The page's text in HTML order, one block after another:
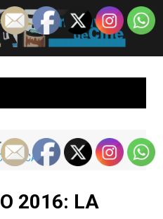
EnClave de Cine
Punto de encuentro para los
2016: LA